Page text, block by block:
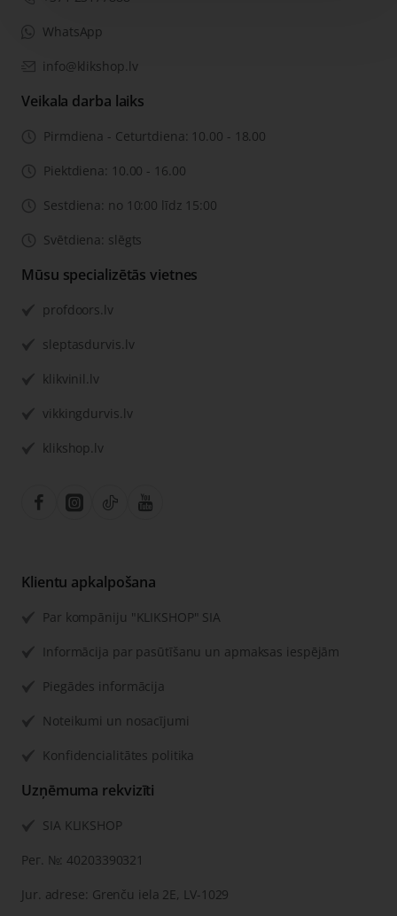
WhatsApp
info@klikshop.lv
Veikala darba laiks
Pirmdiena - Ceturtdiena: 10.00 - 18.00
Piektdiena: 10.00 - 16.00
Sestdiena: no 10:00 līdz 15:00
Svētdiena: slēgts
Mūsu specializētās vietnes
profdoors.lv
sleptasdurvis.lv
klikvinil.lv
vikkingdurvis.lv
klikshop.lv
Klientu apkalpošana
Par kompāniju "KLIKSHOP" SIA
Informācija par pasūtīšanu un apmaksas iespējām
Piegādes informācija
Noteikumi un nosacījumi
Konfidencialitātes politika
Uzņēmuma rekvizīti
SIA KLIKSHOP
Рег. №: 40203390321
Jur. adrese: Grenču iela 2E, LV-1029